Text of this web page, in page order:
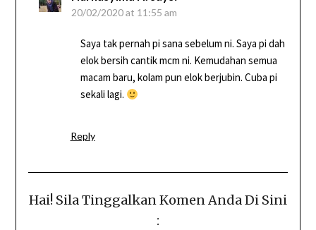
20/02/2020 at 11:55 am
Saya tak pernah pi sana sebelum ni. Saya pi dah
elok bersih cantik mcm ni. Kemudahan semua
macam baru, kolam pun elok berjubin. Cuba pi
sekali lagi.
Reply
Hai! Sila Tinggalkan Komen Anda Di Sini
: